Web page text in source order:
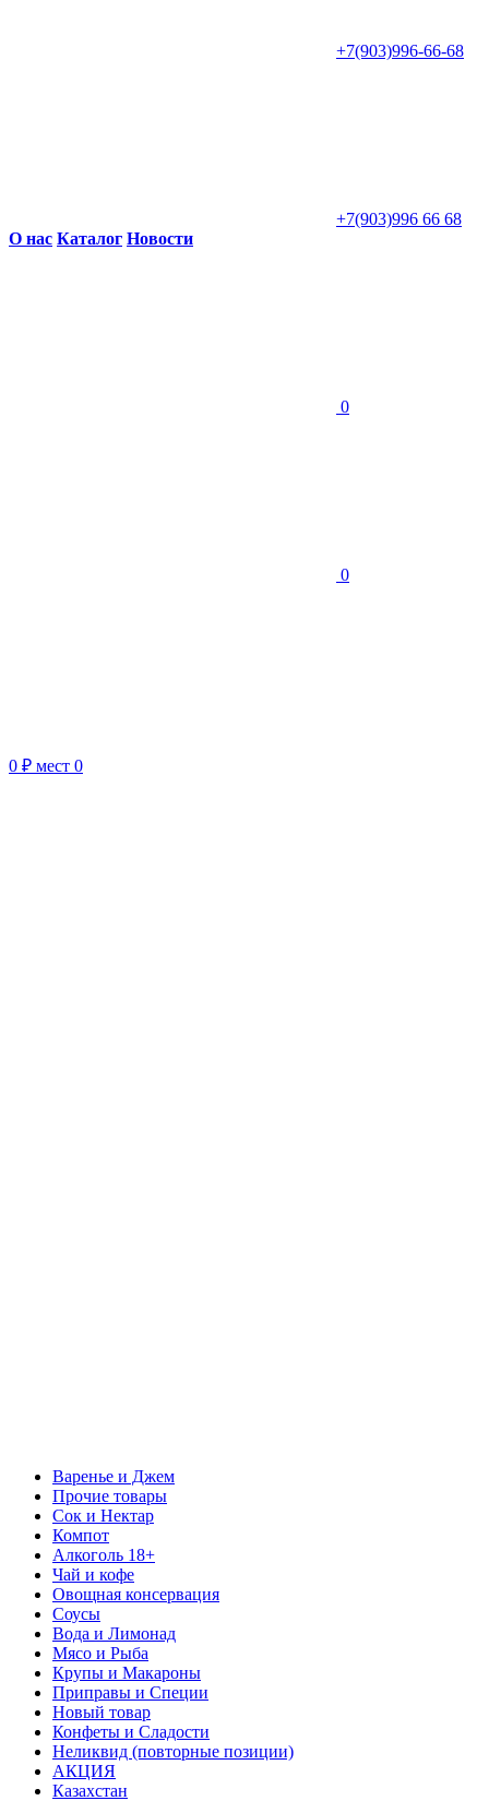
+7(903)996-66-68
+7(903)996 66 68
О нас Каталог Новости
0
0
0 ₽ мест 0
Варенье и Джем
Прочие товары
Сок и Нектар
Компот
Алкоголь 18+
Чай и кофе
Овощная консервация
Соусы
Вода и Лимонад
Мясо и Рыба
Крупы и Макароны
Приправы и Специи
Новый товар
Конфеты и Сладости
Неликвид (повторные позиции)
АКЦИЯ
Казахстан